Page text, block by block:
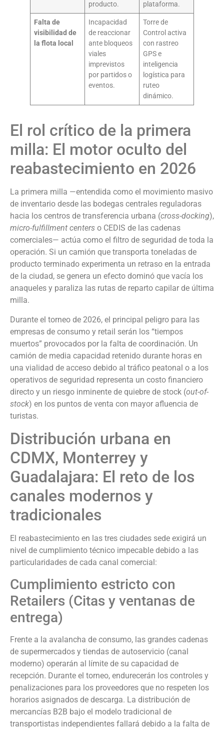
producto. plataforma.
Falta de
visibilidad de
la flota local
Incapacidad
de reaccionar
ante bloqueos
viales
imprevistos
por partidos o
eventos.
Torre de
Control activa
con rastreo
GPS e
inteligencia
logística para
ruteo
dinámico.
El rol crítico de la primera
milla: El motor oculto del
reabastecimiento en 2026
La primera milla —entendida como el movimiento masivo
de inventario desde las bodegas centrales reguladoras
hacia los centros de transferencia urbana (cross-docking),
micro-fulfillment centers o CEDIS de las cadenas
comerciales— actúa como el filtro de seguridad de toda la
operación. Si un camión que transporta toneladas de
producto terminado experimenta un retraso en la entrada
de la ciudad, se genera un efecto dominó que vacía los
anaqueles y paraliza las rutas de reparto capilar de última
milla.
Durante el torneo de 2026, el principal peligro para las
empresas de consumo y retail serán los “tiempos
muertos” provocados por la falta de coordinación. Un
camión de media capacidad retenido durante horas en
una vialidad de acceso debido al tráfico peatonal o a los
operativos de seguridad representa un costo financiero
directo y un riesgo inminente de quiebre de stock (out-of-
stock) en los puntos de venta con mayor afluencia de
turistas.
Distribución urbana en
CDMX, Monterrey y
Guadalajara: El reto de los
canales modernos y
tradicionales
El reabastecimiento en las tres ciudades sede exigirá un
nivel de cumplimiento técnico impecable debido a las
particularidades de cada canal comercial:
Cumplimiento estricto con
Retailers (Citas y ventanas de
entrega)
Frente a la avalancha de consumo, las grandes cadenas
de supermercados y tiendas de autoservicio (canal
moderno) operarán al límite de su capacidad de
recepción. Durante el torneo, endurecerán los controles y
penalizaciones para los proveedores que no respeten los
horarios asignados de descarga. La distribución de
mercancías B2B bajo el modelo tradicional de
transportistas independientes fallará debido a la falta de